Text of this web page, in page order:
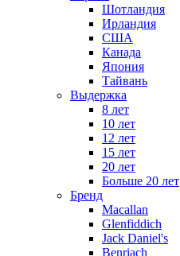
Шотландия
Ирландия
США
Канада
Япония
Тайвань
Выдержка
8 лет
10 лет
12 лет
15 лет
20 лет
Больше 20 лет
Бренд
Macallan
Glenfiddich
Jack Daniel's
Benriach